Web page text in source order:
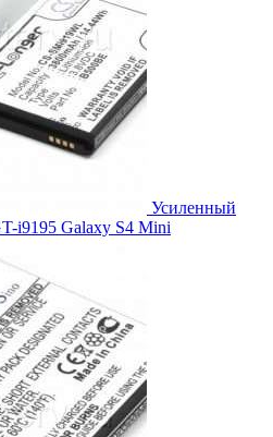
Усиленный
i9195 Galaxy S4 Mini